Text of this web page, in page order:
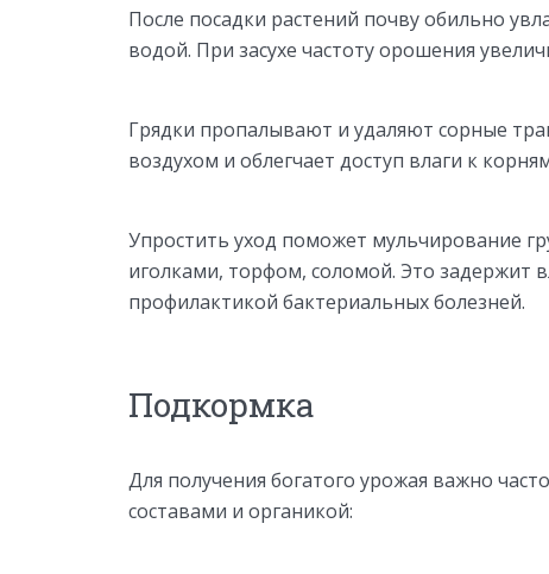
После посадки растений почву обильно
водой. При засухе частоту орошения
Грядки пропалывают и удаляют сорные
воздухом и облегчает доступ влаги к
Упростить уход поможет мульчирование
иголками, торфом, соломой. Это задержит
профилактикой бактериальных болезней.
Подкормка
Для получения богатого урожая важно
составами и органикой: